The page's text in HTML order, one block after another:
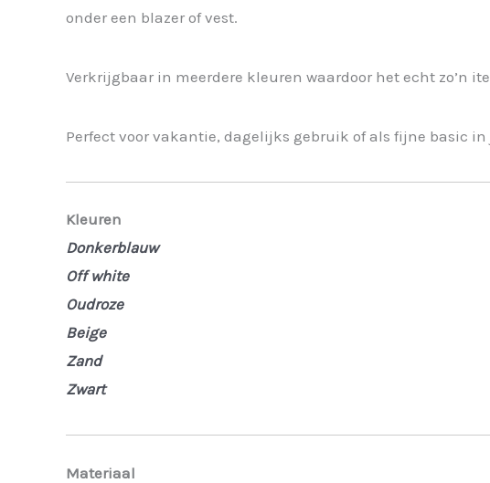
onder een blazer of vest.
Verkrijgbaar in meerdere kleuren waardoor het echt zo’n
Perfect voor vakantie, dagelijks gebruik of als fijne basic in
Kleuren
Donkerblauw
Off white
Oudroze
Beige
Zand
Zwart
Materiaal